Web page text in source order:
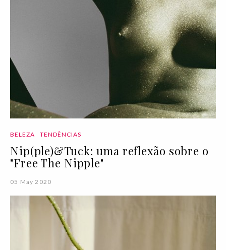
BELEZA TENDÊNCIAS
Nip(ple)&Tuck: uma reflexão sobre o
"Free The Nipple"
05 May 2020